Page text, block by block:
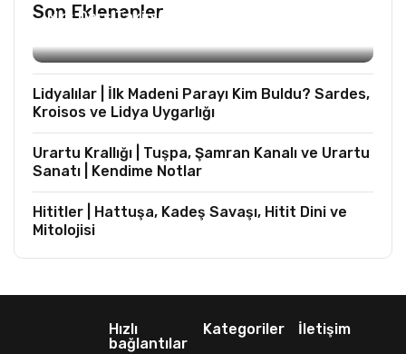
Son Eklenenler
Mks Ders Takip (Turizm ve Mesleki Dersler
Lidyalılar | İlk Madeni Parayı Kim Buldu? Sardes,
Kroisos ve Lidya Uygarlığı
Urartu Krallığı | Tuşpa, Şamran Kanalı ve Urartu
Sanatı | Kendime Notlar
Hititler | Hattuşa, Kadeş Savaşı, Hitit Dini ve
Mitolojisi
Hızlı
bağlantılar
Kategoriler İletişim